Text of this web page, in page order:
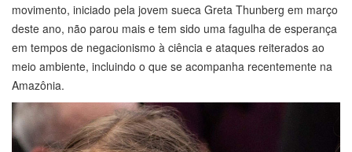
movimento, iniciado pela jovem sueca Greta Thunberg em março
deste ano, não parou mais e tem sido uma fagulha de esperança
em tempos de negacionismo à ciência e ataques reiterados ao
meio ambiente, incluindo o que se acompanha recentemente na
Amazônia.